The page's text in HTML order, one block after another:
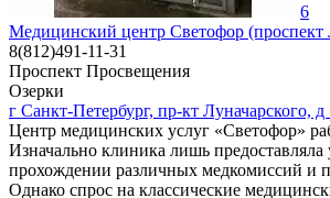
6
Медицинский центр Светофор (проспект
8(812)491-11-31
Проспект Просвещения
Озерки
г Санкт-Петербург, пр-кт Луначарского, д
Центр медицинских услуг «Светофор»
Изначально клиника лишь предоставляла
прохождении различных медкомиссий и
Однако спрос на классические